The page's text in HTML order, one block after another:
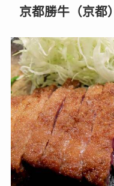
京都勝牛（京都）